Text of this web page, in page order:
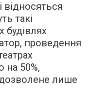
відносяться
такі
будівлях
проведення
на 50%,
лише